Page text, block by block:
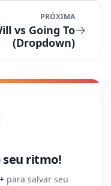
PRÓXIMA
vs Going To
(Dropdown)
→
seu ritmo!
para salvar seu